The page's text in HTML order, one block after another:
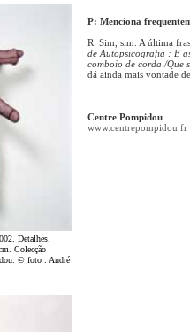
Detalhes.
Colecção
© foto : André
P: Menciona
R: Sim, sim. A última
de Autopsicografia : E
comboio de corda /Que
dá ainda mais vontade
Centre Pompidou
www.centrepompidou.fr